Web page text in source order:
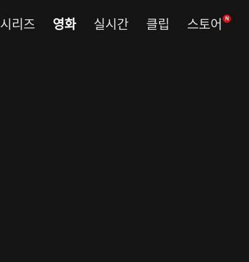
시리즈 영화 실시간 클립 스토어 N